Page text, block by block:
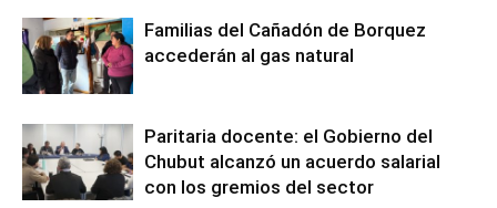
Familias del Cañadón de Borquez
accederán al gas natural
Paritaria docente: el Gobierno del
Chubut alcanzó un acuerdo salarial
con los gremios del sector